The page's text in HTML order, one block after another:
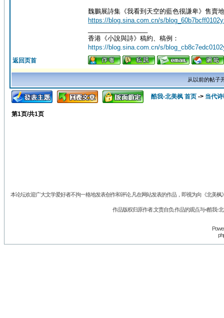
魏鵬展詩集《我看到天空的藍色很謙卑》售賣
https://blog.sina.com.cn/s/
香港《小說與詩》稿約、稿例：
https://blog.sina.com.cn/s/
返回页首
从以前的帖子
酷我-北美枫 首页 -> 当代
第1页/共1页
本论坛欢迎广大文学爱好者不拘一格地发表创作和评论.凡在网站发表的作品，即视为向《北美
作品版权归原作者.文责自负.作品的观点与<酷我-